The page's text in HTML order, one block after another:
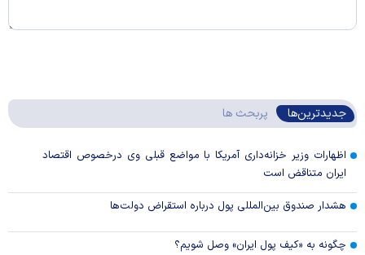
جدیدترین‌ها پربحث ها
اظهارات وزیر خزانه‌داری آمریکا با مواضع قبلی وی درخصوص اقتصاد
ایران متناقض است
هشدار صندوق بین‌المللی پول درباره استقراض دولت‌ها
چگونه به «کیف پول ایران» وصل شویم؟